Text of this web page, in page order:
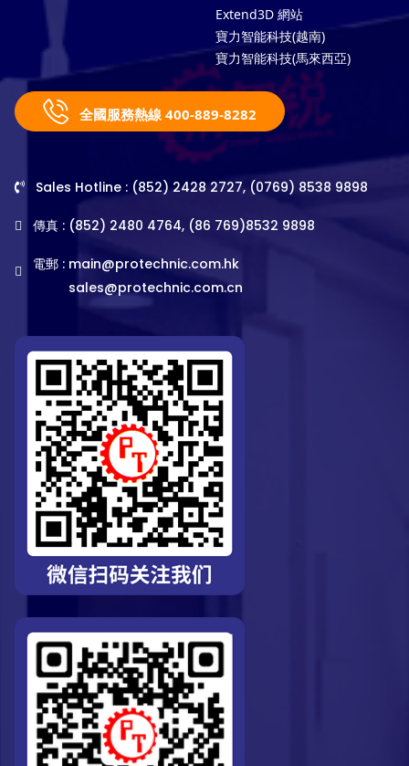
Extend3D 網站
寶力智能科技(越南)
寶力智能科技(馬來西亞)
全國服務熱線 400-889-8282
Sales Hotline : (852) 2428 2727, (0769) 8538 9898
傳真 : (852) 2480 4764, (86 769)8532 9898
電郵 : main@protechnic.com.hk
sales@protechnic.com.cn